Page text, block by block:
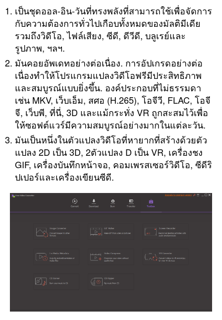
เป็นชุดออล-อิน-วันที่ทรงพลังที่สามารถใช้เพื่อจัดการ
กับความต้องการทั่วไปเกือบทั้งหมดของมัลติมีเดีย
รวมถึงวิดีโอ, ไฟล์เสียง, ซีดี, ดีวีดี, บลูเรย์และ
รูปภาพ, ฯลฯ.
มันคอยอัพเดทอย่างต่อเนื่อง. การอัปเกรดอย่างต่อ
เนื่องทำให้โปรแกรมแปลงวิดีโอฟรีมีประสิทธิภาพ
และสมบูรณ์แบบยิ่งขึ้น. องค์ประกอบที่ไม่ธรรมดา
เช่น MKV, เว็บเอ็ม, สศอ (H.265), โอจีวี, FLAC, โอจี
จี, เว็บพี, ที่นี่, 3D และแม้กระทั่ง VR ถูกสะสมไว้เพื่อ
ให้ซอฟต์แวร์มีความสมบูรณ์อย่างมากในแต่ละวัน.
มันเป็นหนึ่งในตัวแปลงวิดีโอที่หายากที่สร้างด้วยตัว
แปลง 2D เป็น 3D, 2ตัวแปลง D เป็น VR, เครื่องชง
GIF, เครื่องบันทึกหน้าจอ, คอมเพรสเซอร์วิดีโอ, ซีดีริ
ปเปอร์และเครื่องเขียนซีดี.